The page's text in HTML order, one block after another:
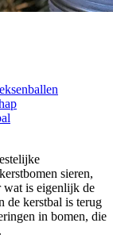
sieren,
wat is eigenlijk de
de kerstbal is terug
in bomen, die